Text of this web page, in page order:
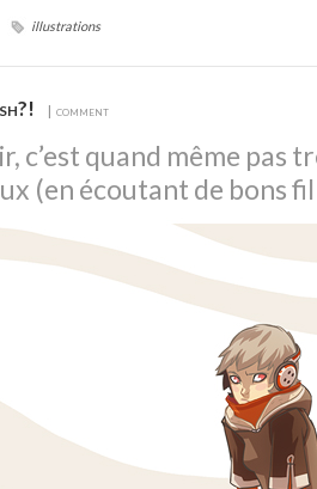
illustrations
| comment
c’est quand même pas
(en écoutant de bons